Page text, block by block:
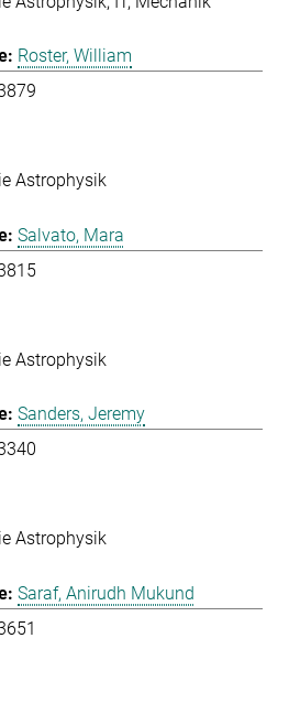
Roster, William
Astrophysik
Salvato, Mara
Astrophysik
Sanders, Jeremy
Astrophysik
Saraf, Anirudh Mukund